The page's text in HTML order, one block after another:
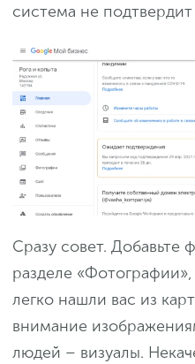
система не
Сразу совет. Добавьте
разделе
легко нашли вас из
внимание
людей – визуалы.